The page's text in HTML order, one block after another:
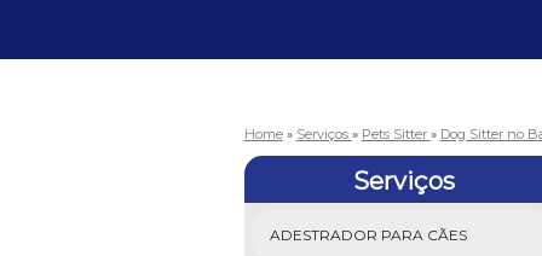
Home » Serviços » Pets Sitter » Dog Sitter no
Serviços
ADESTRADOR PARA CÃES